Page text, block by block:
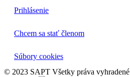
Prihlásenie
Chcem sa stať členom
Súbory cookies
© 2023 SAPT Všetky práva vyhradené